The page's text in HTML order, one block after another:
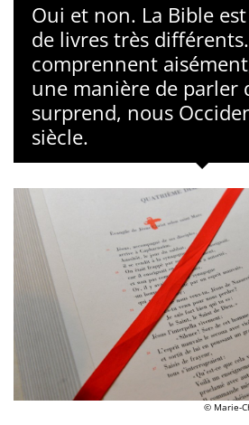
Oui et non. La Bible
de livres très
comprennent
une manière de parler
surprend, nous
siècle.
© Marie-